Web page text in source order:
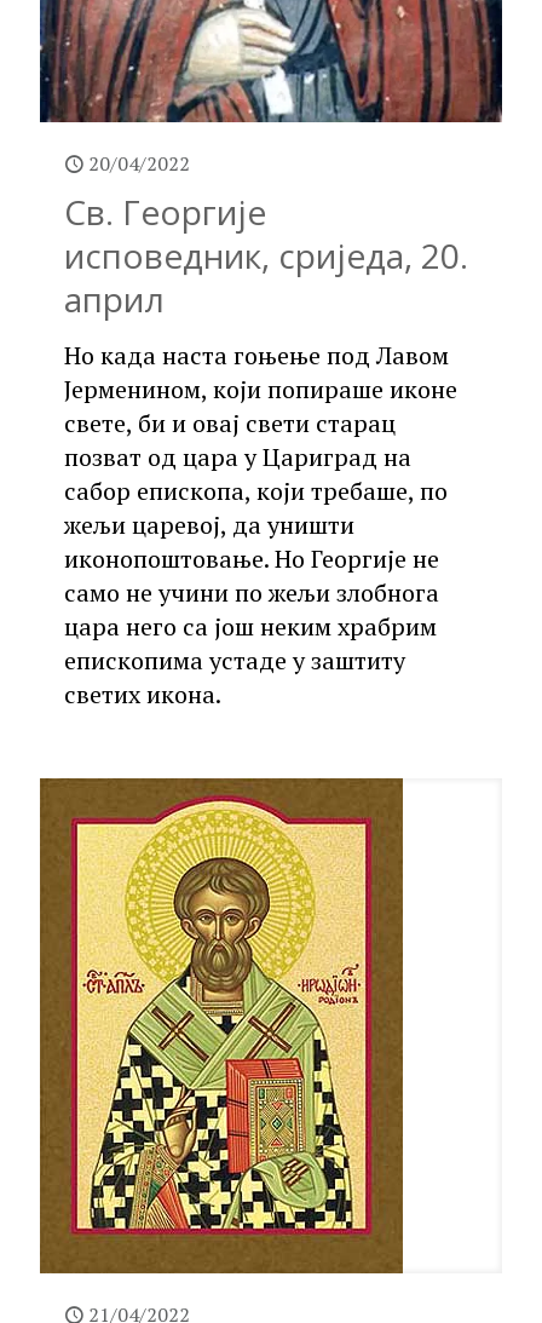
20/04/2022
Св. Георгије
исповедник, сриједа, 20.
април
Но када наста гоњење под Лавом
Јерменином, који попираше иконе
свете, би и овај свети старац
позват од цара у Цариград на
сабор епископа, који требаше, по
жељи царевој, да уништи
иконопоштовање. Но Георгије не
само не учини по жељи злобнога
цара него са још неким храбрим
епископима устаде у заштиту
светих икона.
21/04/2022